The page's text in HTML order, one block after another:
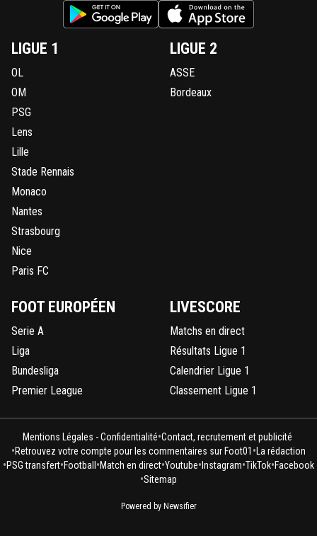
LIGUE 1
OL
OM
PSG
Lens
Lille
Stade Rennais
Monaco
Nantes
Strasbourg
Nice
Paris FC
LIGUE 2
ASSE
Bordeaux
FOOT EUROPÉEN
Serie A
Liga
Bundesliga
Premier League
LIVESCORE
Matchs en direct
Résultats Ligue 1
Calendrier Ligue 1
Classement Ligue 1
Mentions Légales - Confidentialité•Contact, recrutement et publicité
•Retrouvez votre compte pour les commentaires sur Foot01 • La rédaction
•PSG transfert•Football •Match en direct•Youtube• Instagram•TikTok•Facebook
•Sitemap
Powered by Newsifier